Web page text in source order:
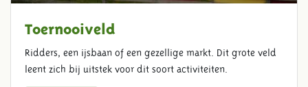
Toernooiveld
Ridders, een ijsbaan of een gezellige markt. Dit grote veld
leent zich bij uitstek voor dit soort activiteiten.